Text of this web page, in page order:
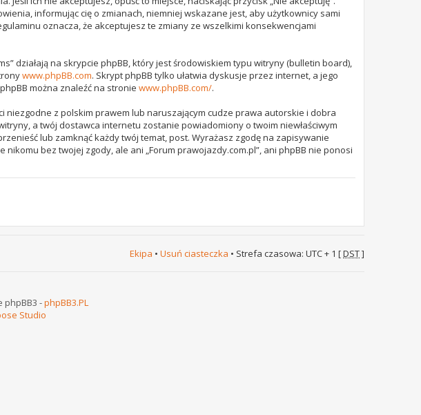
informując cię o zmianach, niemniej wskazane jest, aby użytkownicy sami
oznacza, że akceptujesz te zmiany ze wszelkimi konsekwencjami
działają na skrypcie phpBB, który jest środowiskiem typu witryny (bulletin board),
www.phpBB.com. Skrypt phpBB tylko ułatwia dyskusje przez internet, a jego
można znaleźć na stronie www.phpBB.com/.
z polskim prawem lub naruszającym cudze prawa autorskie i dobra
a twój dostawca internetu zostanie powiadomiony o twoim niewłaściwym
lub zamknąć każdy twój temat, post. Wyrażasz zgodę na zapisywanie
bez twojej zgody, ale ani „Forum prawojazdy.com.pl”, ani phpBB nie ponosi
Ekipa • Usuń ciasteczka • Strefa czasowa: UTC + 1 [DST]
phpBB3 -phpBB3.PL
Studio